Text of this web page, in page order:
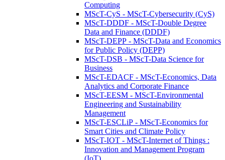
Computing
MScT-CyS - MScT-Cybersecurity (CyS)
MScT-DDDF - MScT-Double Degree
Data and Finance (DDDF)
MScT-DEPP - MScT-Data and Economics
for Public Policy (DEPP)
MScT-DSB - MScT-Data Science for
Business
MScT-EDACF - MScT-Economics, Data
Analytics and Corporate Finance
MScT-EESM - MScT-Environmental
Engineering and Sustainability
Management
MScT-ESCLiP - MScT-Economics for
Smart Cities and Climate Policy
MScT-IOT - MScT-Internet of Things :
Innovation and Management Program
(IoT)